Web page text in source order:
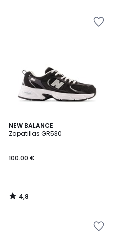
NEW BALANCE
Zapatillas GR530
100.00 €
4,8
/ 5
4,8
/